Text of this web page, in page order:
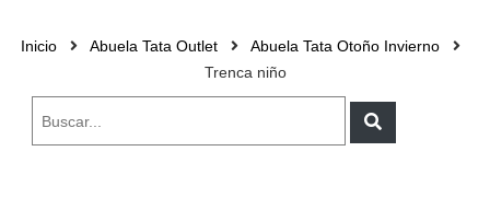
Inicio Abuela Tata Outlet
Abuela Tata Otoño Invierno
Trenca niño